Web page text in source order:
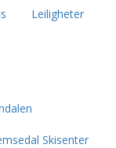
Leiligheter
Skisenter